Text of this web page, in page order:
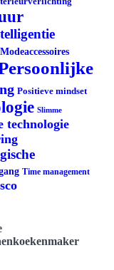
Modeaccessoires
Positieve mindset
Slimme
technologie
Time management